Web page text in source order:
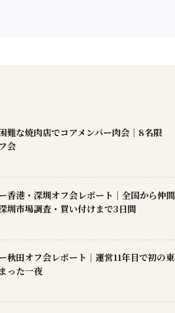
難な焼肉店でコアメンバー肉会｜8名限
会
香港・深圳オフ会レポート｜全国から仲間
圳市場調査・買い付けまで3日間
秋田オフ会レポート｜運営11年目で初の東
った一夜